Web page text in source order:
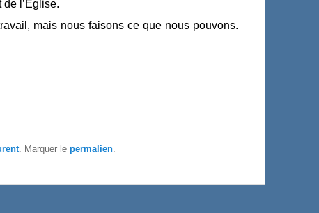
l’Eglise.
mais nous faisons ce que nous pouvons.
. Marquer le permalien.